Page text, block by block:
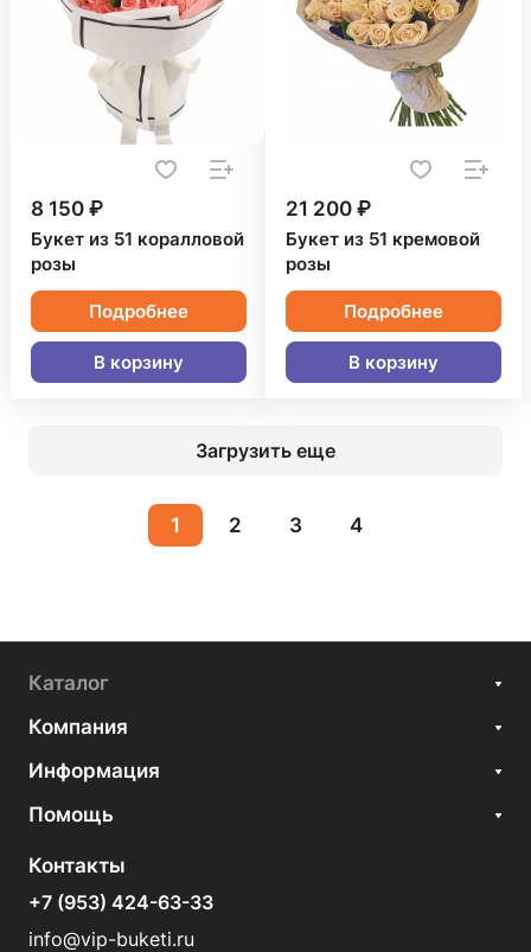
8 150 ₽
Букет из 51 коралловой
розы
Подробнее
В корзину
21 200 ₽
Букет из 51 кремовой
розы
Подробнее
В корзину
Загрузить еще
1 2 3 4
Каталог
Компания
Информация
Помощь
Контакты
+7 (953) 424-63-33
info@vip-buketi.ru